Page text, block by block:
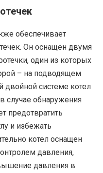
обеспечивает
Он оснащен двумя
один из которых
– на подводящем
двойной системе котел
случае обнаружения
предотвратить
и избежать
котел оснащен
давления,
давления в